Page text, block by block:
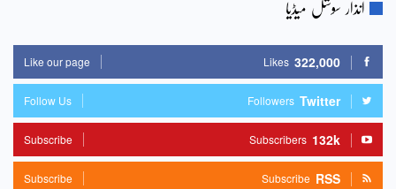
انذار سوشل میڈیا
322,000
Likes
Like our page
Twitter
Followers
Follow Us
132k
Subscribers
Subscribe
RSS
Subscribe
Subscribe